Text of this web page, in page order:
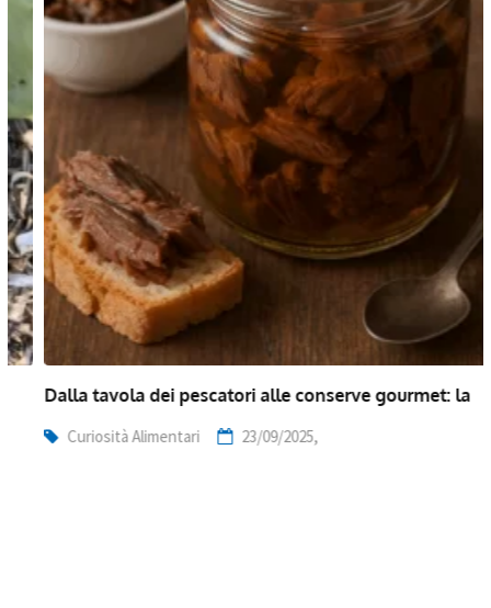
Dalla tavola dei pescatori alle conserve gourmet: la
Curiosità Alimentari 23/09/2025,